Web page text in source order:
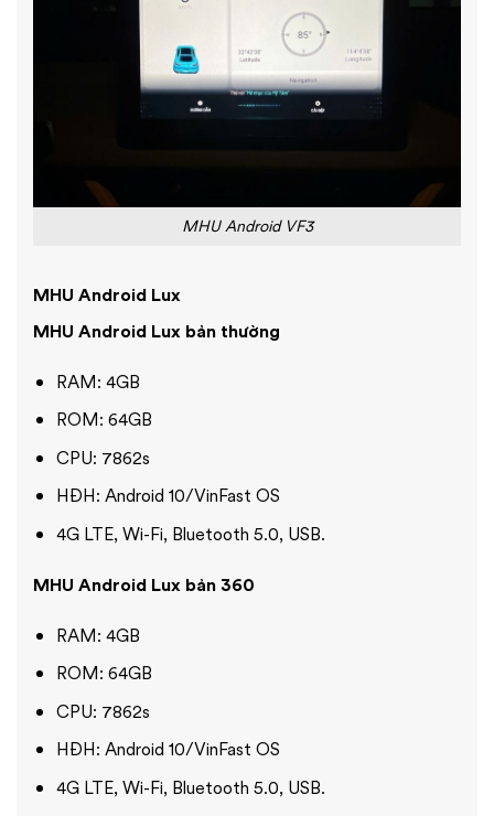
MHU Android VF3
MHU Android Lux
MHU Android Lux bản thường
RAM: 4GB
ROM: 64GB
CPU: 7862s
HĐH: Android 10/VinFast OS
4G LTE, Wi-Fi, Bluetooth 5.0, USB.
MHU Android Lux bản 360
RAM: 4GB
ROM: 64GB
CPU: 7862s
HĐH: Android 10/VinFast OS
4G LTE, Wi-Fi, Bluetooth 5.0, USB.